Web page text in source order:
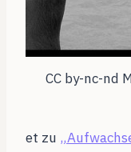
CC by-nc-nd
et zu